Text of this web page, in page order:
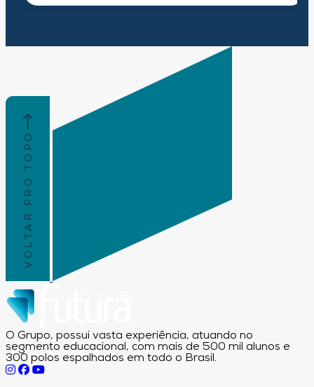
VOLTAR PRO TOPO
O Grupo, possui vasta experiência, atuando no
segmento educacional, com mais de 500 mil alunos e
300 polos espalhados em todo o Brasil.